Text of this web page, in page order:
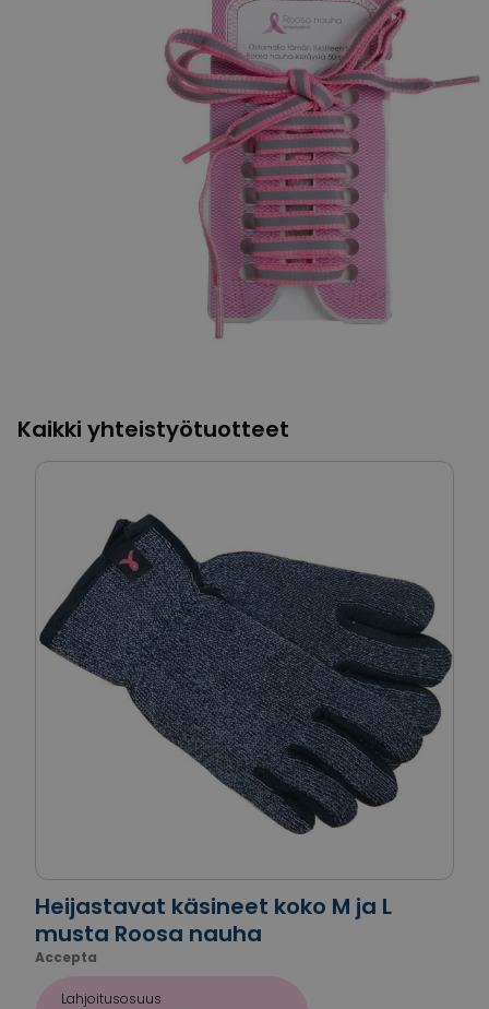
Kaikki yhteistyötuotteet
Heijastavat käsineet koko M ja L
musta Roosa nauha
Accepta
Lahjoitusosuus